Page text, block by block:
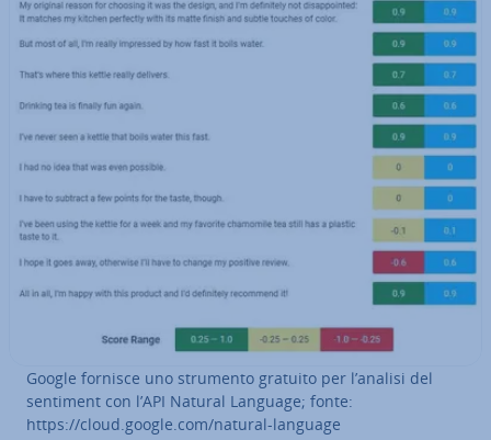
Google fornisce uno strumento gratuito per l’analisi del
sentiment con l’API Natural Language; fonte:
https://cloud.google.com/natural-language